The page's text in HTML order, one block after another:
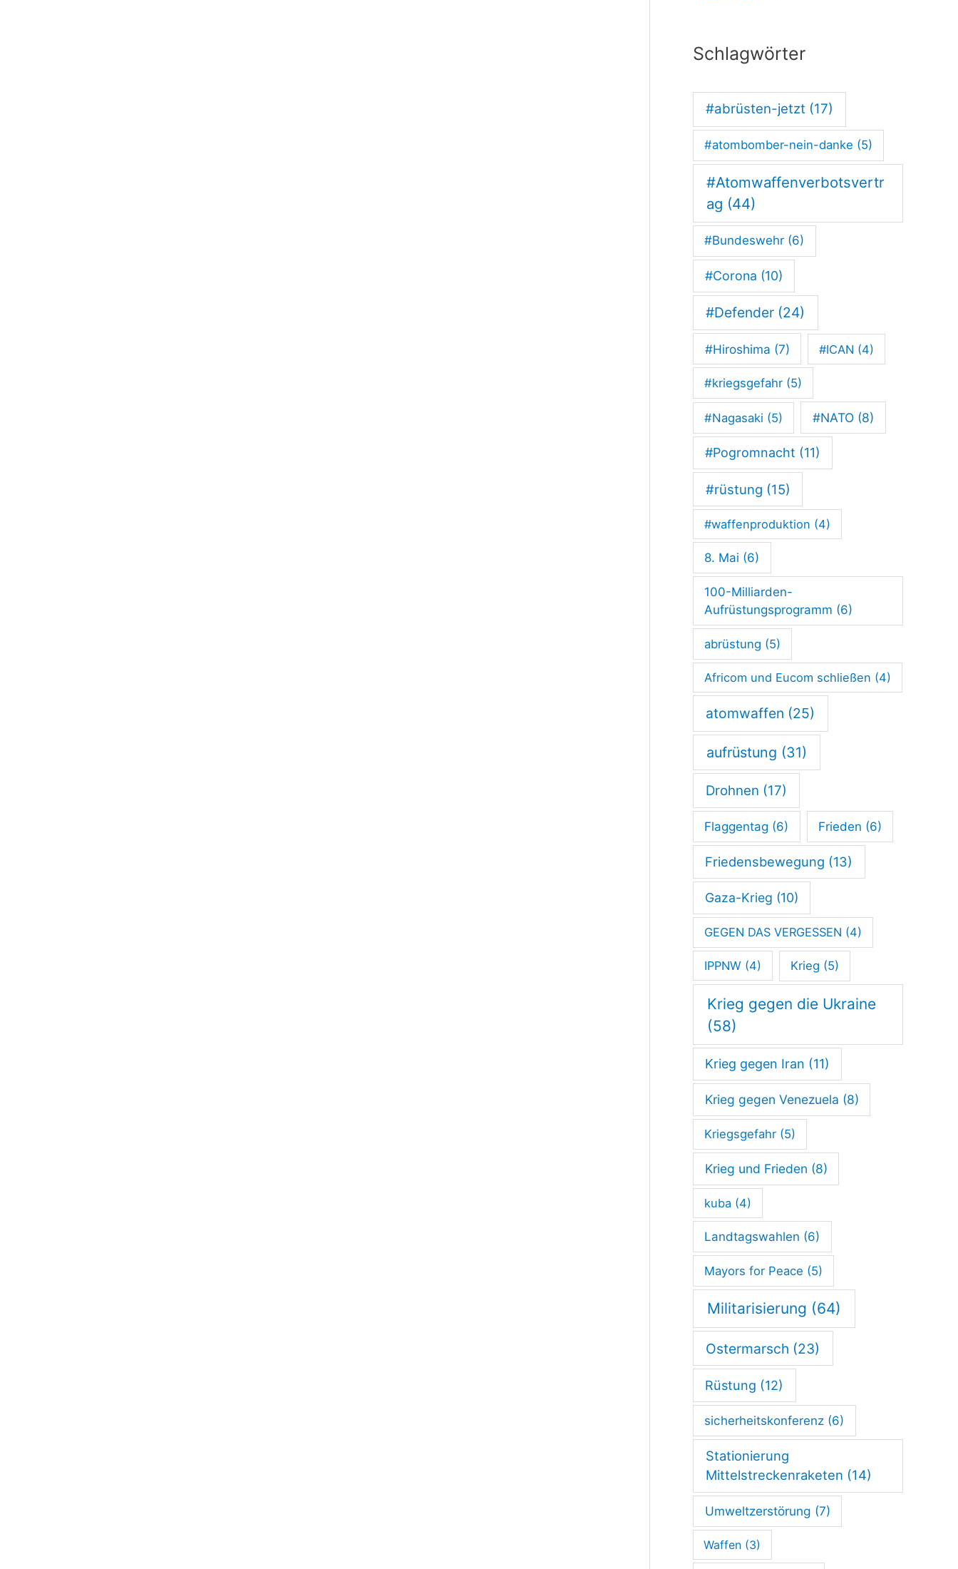
h
s
t
e
i
e
m
r
i
t
i
c
h
P
n
k
t
n
l
a
g
t
:
D
e
W
a
n
u
g
d
e
r
G
e
f
e
A
k
d
Schlagwörter
#abrüsten-jetzt (17)
#atombomber-nein-danke (5)
#Atomwaffenverbotsvertr
ag (44)
#Bundeswehr (6)
#Corona (10)
#Defender (24)
#Hiroshima (7) #ICAN (4)
#kriegsgefahr (5)
#Nagasaki (5) #NATO(8)
#Pogromnacht (11)
#rüstung (15)
#waffenproduktion (4)
8. Mai (6)
100-Milliarden-
Aufrüstungsprogramm (6)
abrüstung (5)
Africom und Eucom schließen (4)
atomwaffen (25)
aufrüstung (31)
Drohnen (17)
Flaggentag (6) Frieden (6)
Friedensbewegung (13)
Gaza-Krieg (10)
GEGEN DAS VERGESSEN (4)
IPPNW (4) Krieg (5)
Krieg gegen die Ukraine
(58)
Krieg gegen Iran (11)
Krieg gegen Venezuela (8)
Kriegsgefahr (5)
Krieg und Frieden (8)
kuba (4)
Landtagswahlen (6)
Mayors for Peace (5)
Militarisierung (64)
Ostermarsch (23)
Rüstung (12)
sicherheitskonferenz (6)
Stationierung
Mittelstreckenraketen (14)
Umweltzerstörung (7)
Waffen (3)